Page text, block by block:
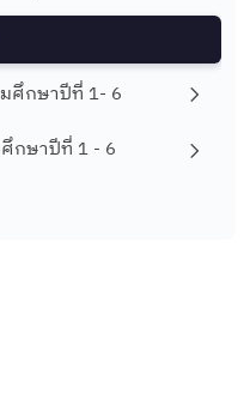
ศึกษาปีที่ 1- 6
กษาปีที่ 1 - 6